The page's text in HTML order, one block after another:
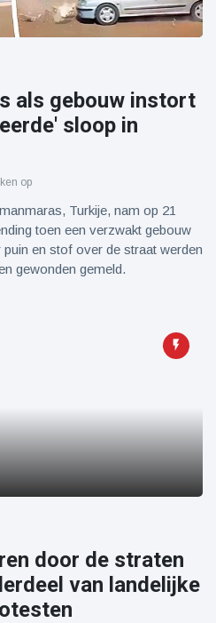
als gebouw instort
sloop in
op
Turkije, nam op 21
toen een verzwakt gebouw
en stof over de straat werden
gewonden gemeld.
door de straten
van landelijke